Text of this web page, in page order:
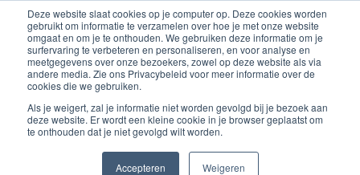
Deze website slaat cookies op je computer op. Deze cookies worden
gebruikt om informatie te verzamelen over hoe je met onze website
omgaat en om je te onthouden. We gebruiken deze informatie om je
surfervaring te verbeteren en personaliseren, en voor analyse en
meetgegevens over onze bezoekers, zowel op deze website als via
andere media. Zie ons Privacybeleid voor meer informatie over de
cookies die we gebruiken.
Als je weigert, zal je informatie niet worden gevolgd bij je bezoek aan
deze website. Er wordt een kleine cookie in je browser geplaatst om
te onthouden dat je niet gevolgd wilt worden.
Accepteren Weigeren
Inloggen account
Ga
naar
de
inhoud
Improving